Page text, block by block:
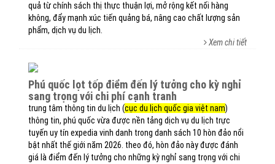
quả từ chính sách thị thực thuận lợi, mở rộng kết nối hàng
không, đẩy mạnh xúc tiến quảng bá, nâng cao chất lượng sản
phẩm, dịch vụ du lịch.
Xem chi tiết
phú quốc lọt tốp điểm đến lý tưởng cho kỳ nghỉ
sang trọng với chi phí cạnh tranh
trung tâm thông tin du lịch (cục du lịch quốc gia việt nam)
thông tin, phú quốc vừa được nền tảng dịch vụ du lịch trực
tuyến uy tín expedia vinh danh trong danh sách 10 hòn đảo nổi
bật nhất thế giới năm 2026. theo đó, hòn đảo này được đánh
giá là điểm đến lý tưởng cho những kỳ nghỉ sang trọng với chi